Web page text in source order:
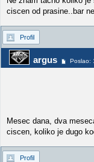
ciscen od prasine..bar
Profil
argus Poslao:
Mesec dana, dva
ciscen, koliko je dugo
Profil